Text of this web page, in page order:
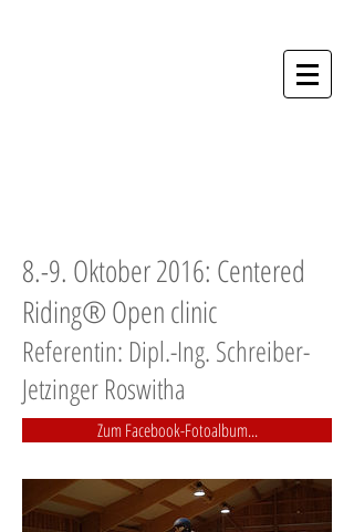
8.-9. Oktober 2016: Centered
Riding® Open clinic
Referentin: Dipl.-Ing. Schreiber-
Jetzinger Roswitha
Zum Facebook-Fotoalbum...